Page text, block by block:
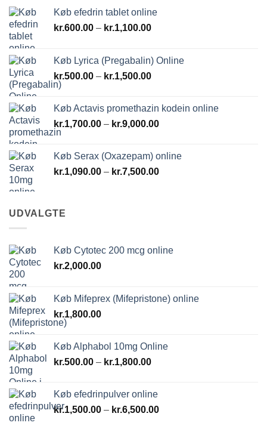
Køb efedrin tablet online
kr.600.00 – kr.1,100.00Prisinterval:
kr.1,100.00
Køb Lyrica (Pregabalin) Online
kr.500.00 – kr.1,500.00Prisinterval:
kr.1,500.00
Køb Actavis promethazin kodein online
kr.1,700.00 – kr.9,000.00Prisinterval:
kr.9,000.00
Køb Serax (Oxazepam) online
kr.1,090.00 – kr.7,500.00Prisinterval:
UDVALGTE
Køb Cytotec 200 mcg online
kr.2,000.00
Køb Mifeprex (Mifepristone) online
kr.1,800.00
Køb Alphabol 10mg Online
kr.500.00 – kr.1,800.00Prisinterval:
kr.1,800.00
Køb efedrinpulver online
kr.1,500.00 – kr.6,500.00Prisinterval: